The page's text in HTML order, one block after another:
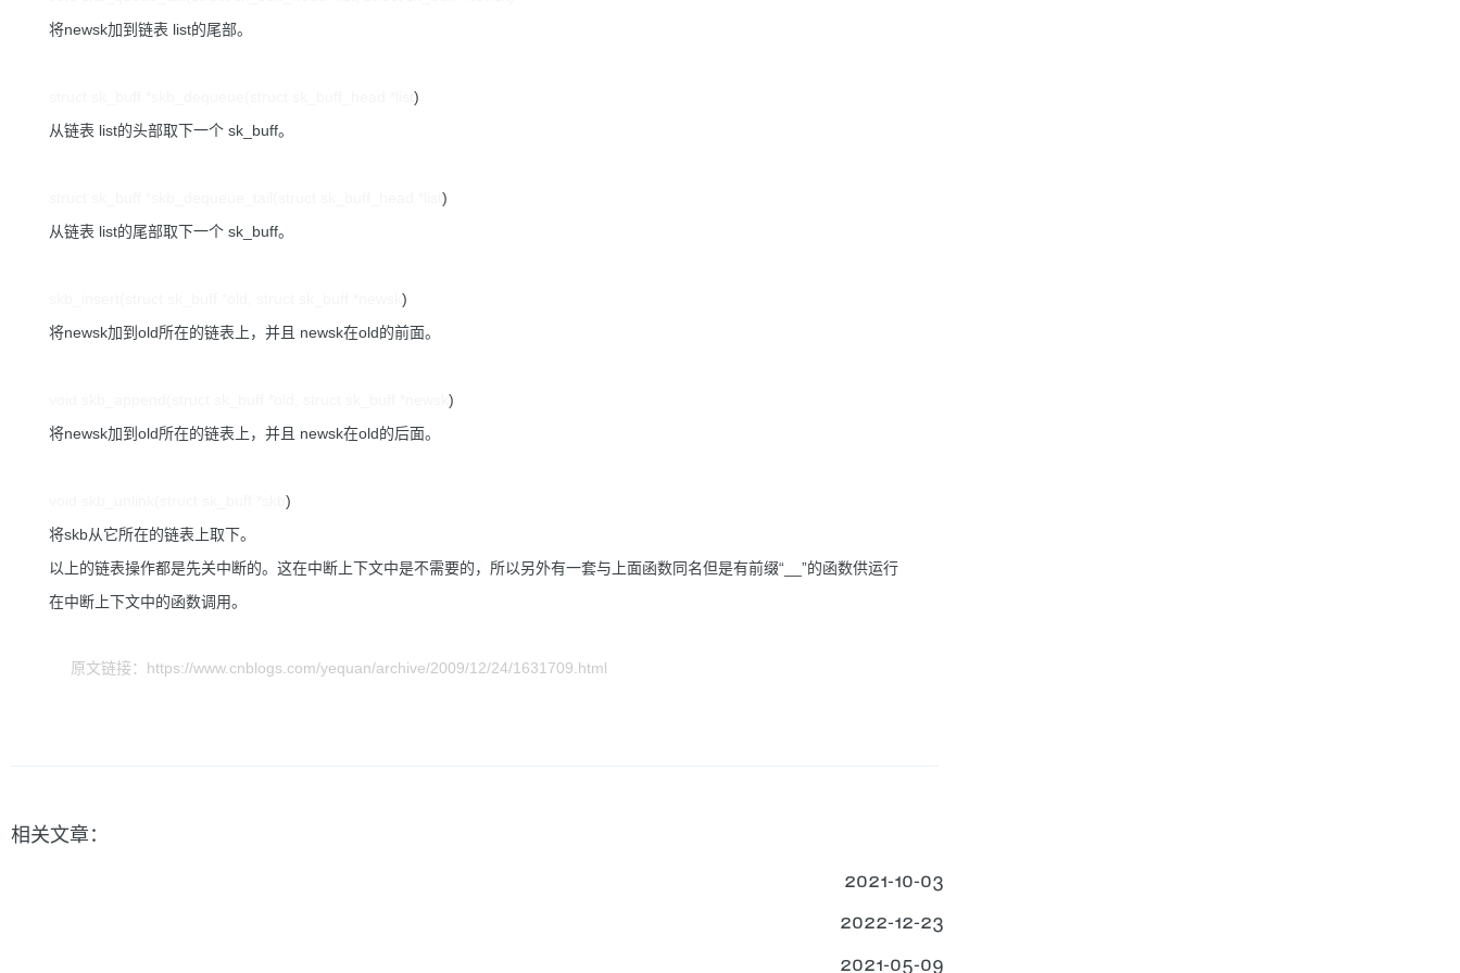
将newsk加到链表 list的尾部。
)
从链表 list的头部取下一个 sk_buff。
)
从链表 list的尾部取下一个 sk_buff。
)
将newsk加到old所在的链表上，并且 newsk在old的前面。
)
将newsk加到old所在的链表上，并且 newsk在old的后面。
)
将skb从它所在的链表上取下。
以上的链表操作都是先关中断的。这在中断上下文中是不需要的，所以另外有一套与上面函数同名但是有前缀“__”的函数供运行
在中断上下文中的函数调用。
原文链接：https://www.cnblogs.com/yequan/archive/2009/12/24/1631709.html
相关文章：
2021-10-03
2022-12-23
2021-05-09